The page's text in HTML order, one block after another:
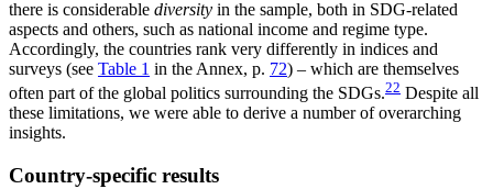
there is consider­able diversity in the sample, both in SDG-related
aspects and others, such as national income and regime type.
Accordingly, the countries rank very differently in in­dices and
surveys (see Table 1 in the Annex, p. 72) – which are themselves
often part of the global politics surrounding the SDGs.22 Despite all
these limitations, we were able to derive a number of overarching
insights.
Country-specific results